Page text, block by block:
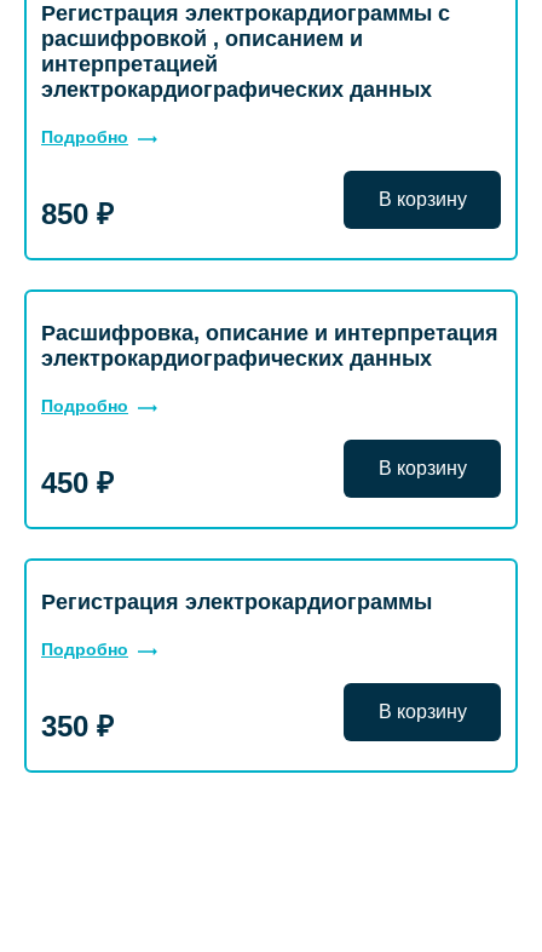
Регистрация электрокардиограммы с
расшифровкой , описанием и
интерпретацией
электрокардиографических данных
Подробно
850 ₽ В корзину
Расшифровка, описание и интерпретация
электрокардиографических данных
Подробно
450 ₽ В корзину
Регистрация электрокардиограммы
Подробно
350 ₽ В корзину